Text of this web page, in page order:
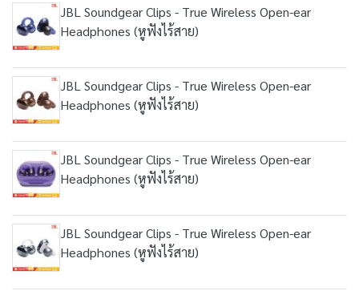
JBL Soundgear Clips - True Wireless Open-ear
Headphones (หูฟังไร้สาย)
JBL Soundgear Clips - True Wireless Open-ear
Headphones (หูฟังไร้สาย)
JBL Soundgear Clips - True Wireless Open-ear
Headphones (หูฟังไร้สาย)
JBL Soundgear Clips - True Wireless Open-ear
Headphones (หูฟังไร้สาย)